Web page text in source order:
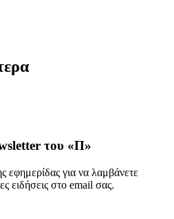
του «Π»
εφημερίδας για να λαμβάνετε
ειδήσεις στο email σας.